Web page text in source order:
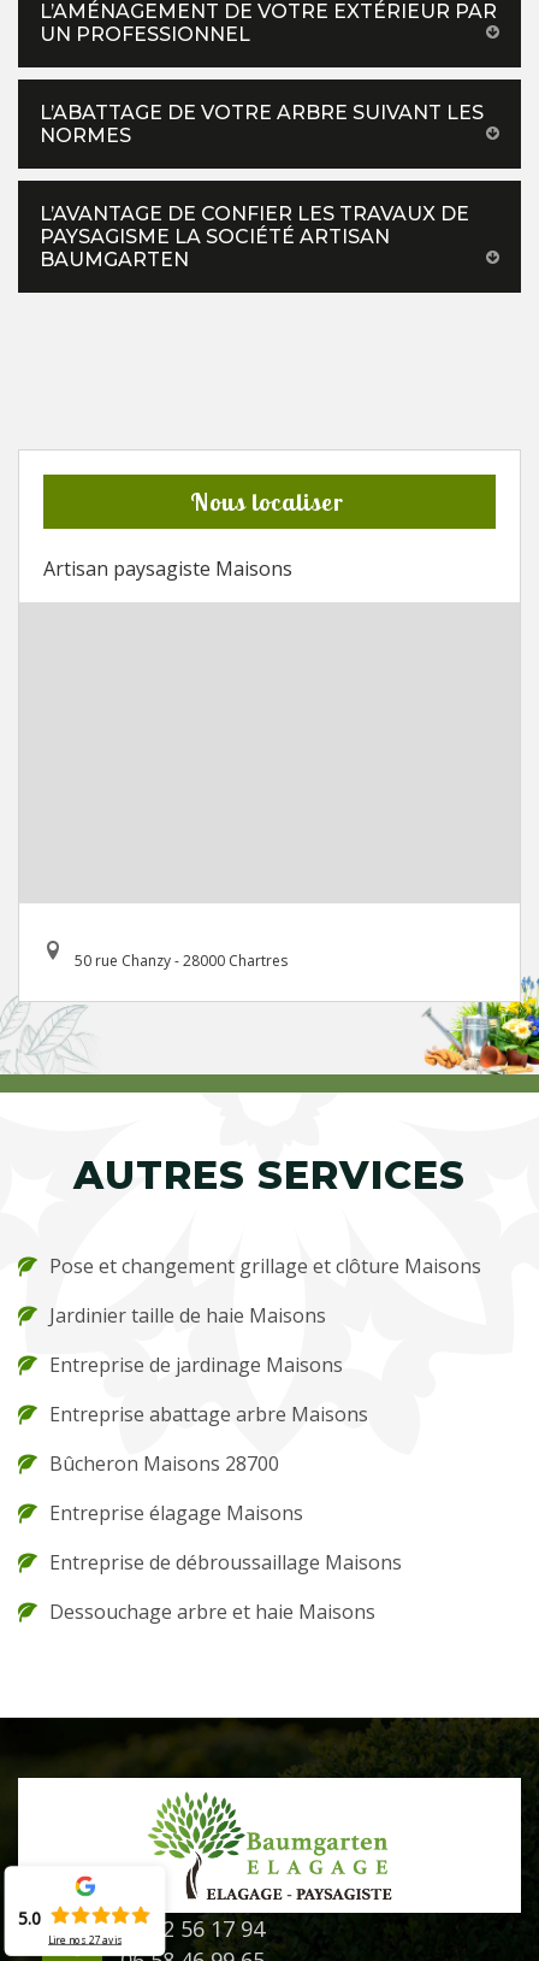
L’AMÉNAGEMENT DE VOTRE EXTÉRIEUR PAR
UN PROFESSIONNEL
L’ABATTAGE DE VOTRE ARBRE SUIVANT LES
NORMES
L’AVANTAGE DE CONFIER LES TRAVAUX DE
PAYSAGISME LA SOCIÉTÉ ARTISAN
BAUMGARTEN
Nous localiser
Artisan paysagiste Maisons
50 rue Chanzy - 28000 Chartres
AUTRES SERVICES
Pose et changement grillage et clôture Maisons
Jardinier taille de haie Maisons
Entreprise de jardinage Maisons
Entreprise abattage arbre Maisons
Bûcheron Maisons 28700
Entreprise élagage Maisons
Entreprise de débroussaillage Maisons
Dessouchage arbre et haie Maisons
02 52 56 17 94
5.0
Lire nos 27avis